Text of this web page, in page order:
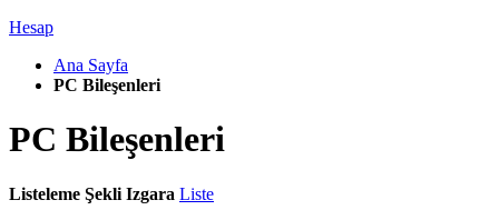
Hesap
Ana Sayfa
PC Bileşenleri
PC Bileşenleri
Listeleme Şekli Izgara Liste